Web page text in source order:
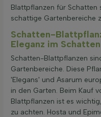
Blattpflanzen für Schatten
schattige Gartenbereiche
Schatten-
Eleganz im Schatten
Schatten-Blattpflanzen
Gartenbereiche. Diese
'Elegans' und Asarum
in den Garten. Beim Kauf
Blattpflanzen ist es
zu achten. Hosta und